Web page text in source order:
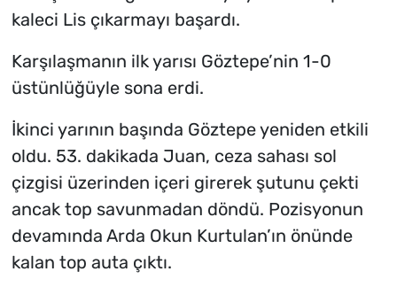
kaleci Lis çıkarmayı başardı.
Karşılaşmanın ilk yarısı Göztepe’nin 1-0
üstünlüğüyle sona erdi.
İkinci yarının başında Göztepe yeniden etkili
oldu. 53. dakikada Juan, ceza sahası sol
çizgisi üzerinden içeri girerek şutunu çekti
ancak top savunmadan döndü. Pozisyonun
devamında Arda Okun Kurtulan’ın önünde
kalan top auta çıktı.